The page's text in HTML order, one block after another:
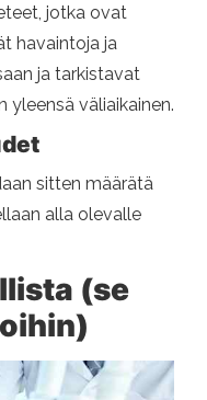
jotka ovat
havaintoja ja
ja tarkistavat
yleensä väliaikainen.
sitten määrätä
alla olevalle
(se